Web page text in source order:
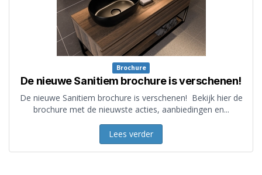
Brochure
De nieuwe Sanitiem brochure is verschenen!
De nieuwe Sanitiem brochure is verschenen! Bekijk hier de
brochure met de nieuwste acties, aanbiedingen en...
Lees verder